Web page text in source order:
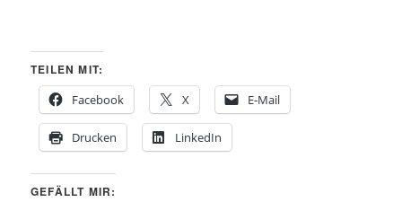
TEILEN MIT:
Facebook
X E-Mail
Drucken LinkedIn
GEFÄLLT MIR: